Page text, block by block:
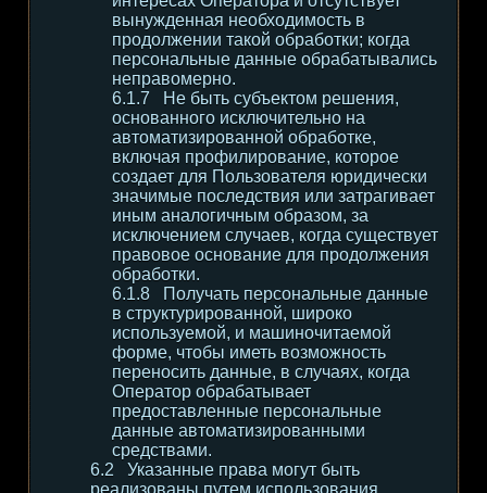
вынужденная необходимость в
продолжении такой обработки; когда
персональные данные обрабатывались
неправомерно.
Не быть субъектом решения,
основанного исключительно на
автоматизированной обработке,
включая профилирование, которое
создает для Пользователя юридически
значимые последствия или затрагивает
иным аналогичным образом, за
исключением случаев, когда существует
правовое основание для продолжения
обработки.
Получать персональные данные
в структурированной, широко
используемой, и машиночитаемой
форме, чтобы иметь возможность
переносить данные, в случаях, когда
Оператор обрабатывает
предоставленные персональные
данные автоматизированными
средствами.
Указанные права могут быть
реализованы путем использования